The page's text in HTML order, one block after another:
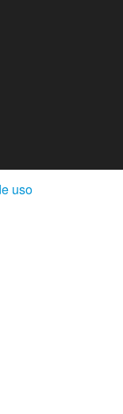
uso(Abre